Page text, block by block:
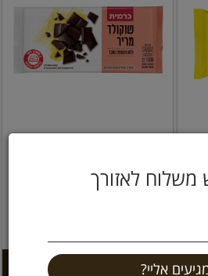
לאזורך
הוספה לסל +